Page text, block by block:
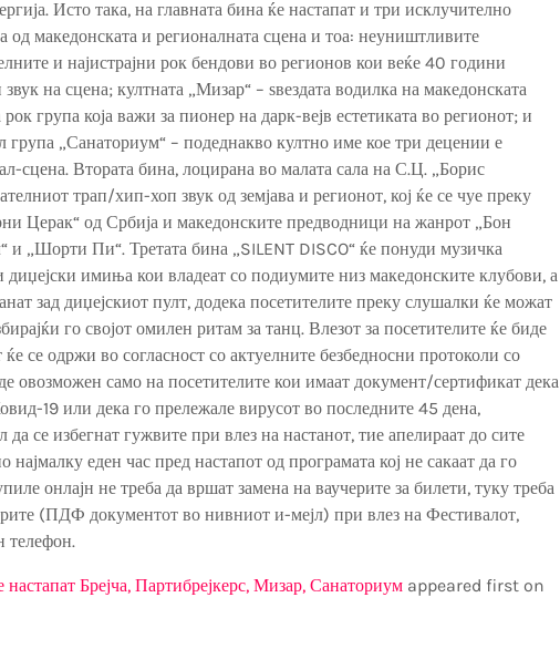
Исто така, на главната бина ќе настапат и три исклучително
од македонската и регионалната сцена и тоа: неуништливите
и најистрајни рок бендови во регионов кои веќе 40 години
на сцена; култната „Мизар“ – ѕвездата водилка на македонската
група која важи за пионер на дарк-вејв естетиката во регионот; и
група „Санаториум“ – подеднакво култно име кое три децении е
сцена. Втората бина, лоцирана во малата сала на С.Ц. „Борис
трап/хип-хоп звук од земјава и регионот, кој ќе се чуе преку
Церак“ од Србија и македонските предводници на жанрот „Бон
и „Шорти Пи“. Третата бина „SILENT DISCO“ ќе понуди музичка
диџејски имиња кои владеат со подиумите низ македонските клубови, а
зад диџејскиот пулт, додека посетителите преку слушалки ќе можат
го својот омилен ритам за танц. Влезот за посетителите ќе биде
се одржи во согласност со актуелните безбедносни протоколи со
овозможен само на посетителите кои имаат документ/сертификат дека
19 или дека го прележале вирусот во последните 45 дена,
се избегнат гужвите при влез на настанот, тие апелираат до сите
најмалку еден час пред настапот од програмата кој не сакаат да го
онлајн не треба да вршат замена на ваучерите за билети, туку треба
(ПДФ документот во нивниот и-мејл) при влез на Фестивалот,
телефон.
Брејча, Партибрејкерс, Мизар, Санаториум appeared first on